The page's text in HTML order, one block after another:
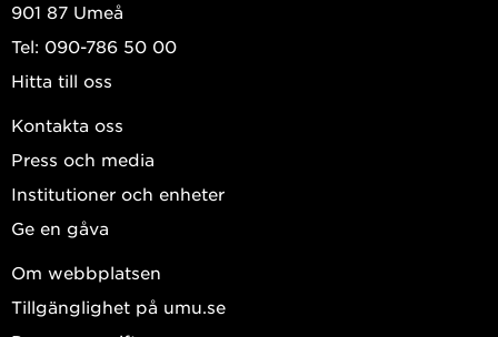
binding sites
Genes & Development
Park, Hyun-Sook; Östberg, Yngve; Johansson,
Jörgen; et al.
2008
An RND-type efflux system in Borrelia burgdorferi
is involved in virulence and resistance to
PLoS Pathogenicity
Bunikis, Ignas; Denker, Katrin; Östberg, Yngve; et
901 87 Umeå
Tel: 090-786 50 00
Hitta till oss
Kontakta oss
Press och media
Institutioner och enheter
Ge en gåva
Om webbplatsen
Tillgänglighet på umu.se